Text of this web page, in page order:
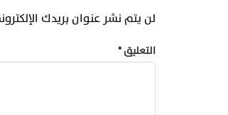
لن يتم نشر عنوان بريدك
التعليق*